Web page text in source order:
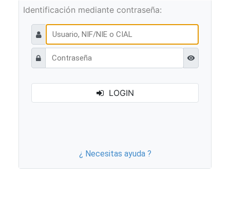
Identificación mediante contraseña:
Ver
LOGIN
¿ Necesitas ayuda ?